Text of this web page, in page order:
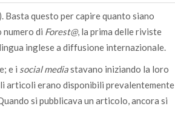
). Basta questo per capire quanto siano
numero di Forest@, la prima delle riviste
inglese a diffusione internazionale.
e i social mediastavano iniziando la loro
articoli erano disponibili prevalentemente
si pubblicava un articolo, ancora si